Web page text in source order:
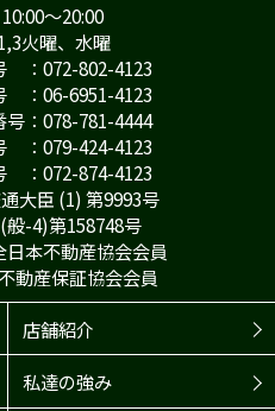
～20:00
火曜、水曜
：072-802-4123
：06-6951-4123
：078-781-4444
：079-424-4123
：072-874-4123
大臣 (1) 第9993号
-4)第158748号
本不動産協会会員
保証協会会員
店舗紹介
私達の強み